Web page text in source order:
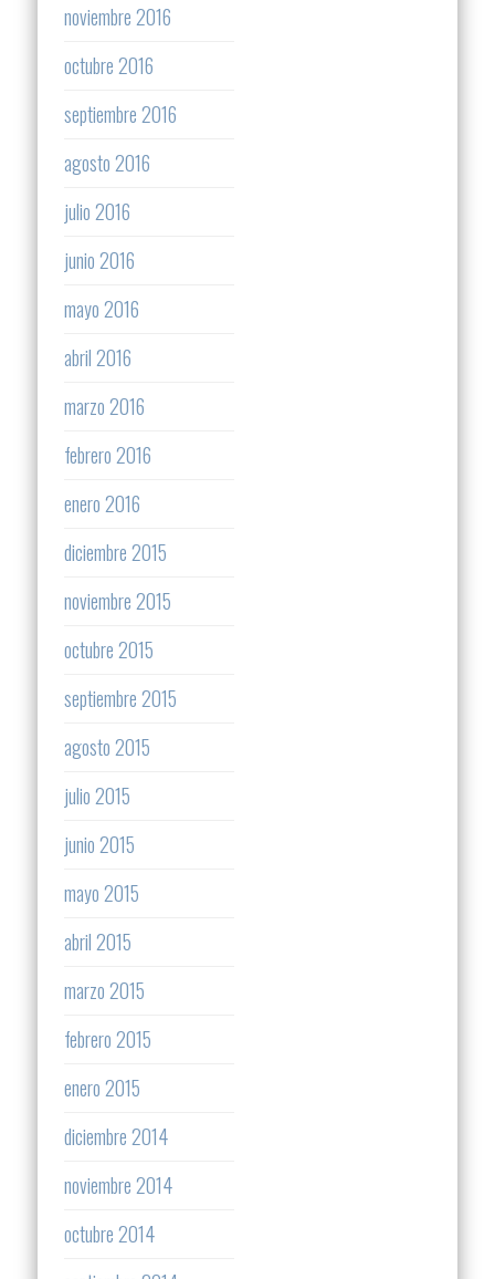
noviembre 2016
octubre 2016
septiembre 2016
agosto 2016
julio 2016
junio 2016
mayo 2016
abril 2016
marzo 2016
febrero 2016
enero 2016
diciembre 2015
noviembre 2015
octubre 2015
septiembre 2015
agosto 2015
julio 2015
junio 2015
mayo 2015
abril 2015
marzo 2015
febrero 2015
enero 2015
diciembre 2014
noviembre 2014
octubre 2014